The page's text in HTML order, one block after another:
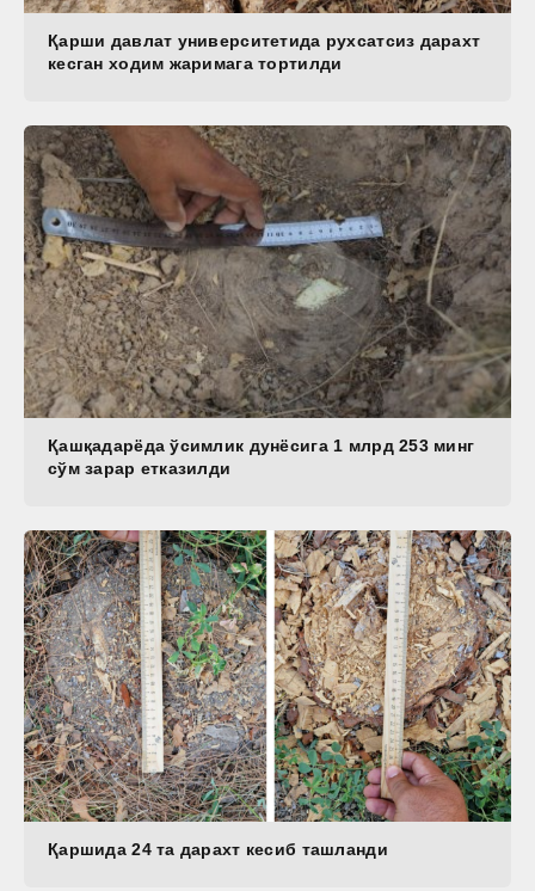
Қарши давлат университетида рухсатсиз дарахт
кесган ходим жаримага тортилди
Қашқадарёда ўсимлик дунёсига 1 млрд 253 минг
сўм зарар етказилди
Қаршида 24 та дарахт кесиб ташланди